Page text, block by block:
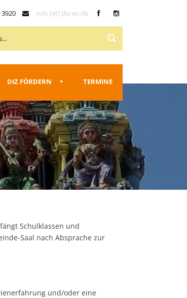
3920 info [at] diz-ev.de
DIZ FÖRDERN TERMINE
Schulklassen und
Saal nach Absprache zur
und/oder eine